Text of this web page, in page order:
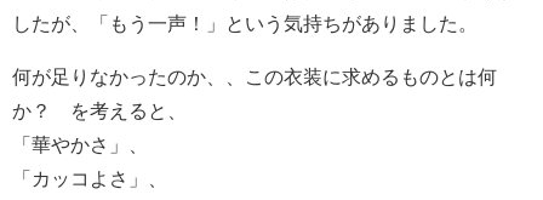
したが、「もう一声！」という気持ちがありました。
何が足りなかったのか、、この衣装に求めるものとは何
か？ を考えると、
「華やかさ」、
「カッコよさ」、